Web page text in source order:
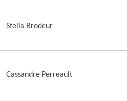
Stella Brodeur
Cassandre Perreault